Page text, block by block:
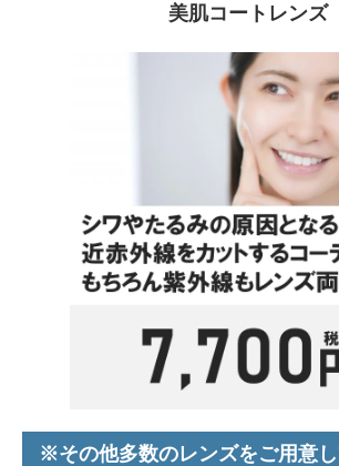
美肌コートレンズ
※その他多数のレンズをご用意し